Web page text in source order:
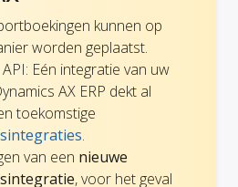
kunnen op
worden geplaatst.
Eén integratie van uw
AX ERP dekt al
toekomstige
.
van een nieuwe
, voor het geval